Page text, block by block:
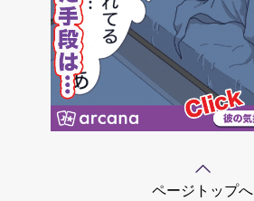
ページトップへ